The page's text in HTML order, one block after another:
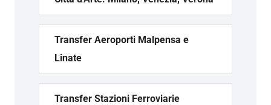
Transfer Aeroporti Malpensa e
Linate
Transfer Stazioni Ferroviarie